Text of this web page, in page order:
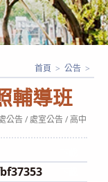
輔導班
首頁 > 公告 >
公告/處室公告/高中